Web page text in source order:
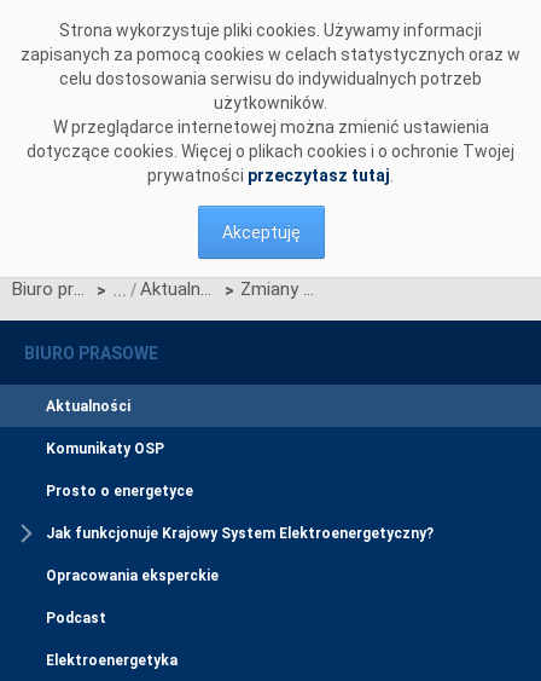
Strona wykorzystuje pliki cookies. Używamy informacji
zapisanych za pomocą cookies w celach statystycznych oraz w
celu dostosowania serwisu do indywidualnych potrzeb
użytkowników.
W przeglądarce internetowej można zmienić ustawienia
dotyczące cookies. Więcej o plikach cookies i o ochronie Twojej
prywatności przeczytasz tutaj
Akceptuję
Biuro prasowe > Aktualności > Zmiany w zarządzie Polskich Sieci Elektroenergetycznych
BIURO PRASOWE
Aktualności
Komunikaty OSP
Prosto o energetyce
Jak funkcjonuje Krajowy System Elektroenergetyczny?
Opracowania eksperckie
Podcast
Elektroenergetyka